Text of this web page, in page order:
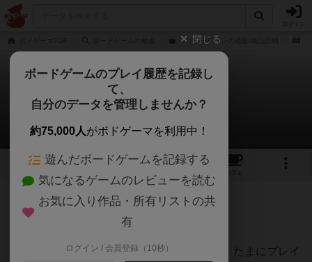
イリュージョンの通販/商品詳細
イリュージョン
たそがれさんのレビュー
9 2 13
カフェ
121名 0名 0 2ヶ月前
余り連続でやるようなゲームでは無いけど、たまにプレイ
閉じる
ボードゲームのプレイ履歴を記録し
て、
自分のデータを管理しませんか？
約75,000人がボドゲーマを利用中！
遊んだボードゲームを記録する
気になるゲームのレビューを読む
お気に入り作品・所有リストの共
有
ログイン / 会員登録（10秒）